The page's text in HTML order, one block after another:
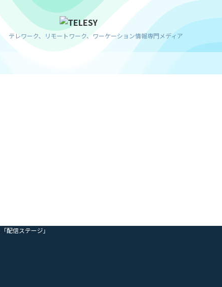
テレワーク、リモートワーク、ワーケーション情報専門メディア
配信ステージ」